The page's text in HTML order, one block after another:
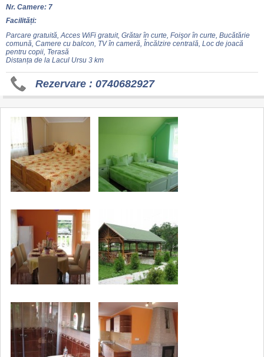
Nr. Camere: 7
Facilități:
Parcare gratuită, Acces WiFi gratuit, Grătar în curte, Foişor în curte, Bucătărie
comună, Camere cu balcon, TV în cameră, Încălzire centrală, Loc de joacă
pentru copii, Terasă
Distanța de la Lacul Ursu 3 km
Rezervare : 0740682927